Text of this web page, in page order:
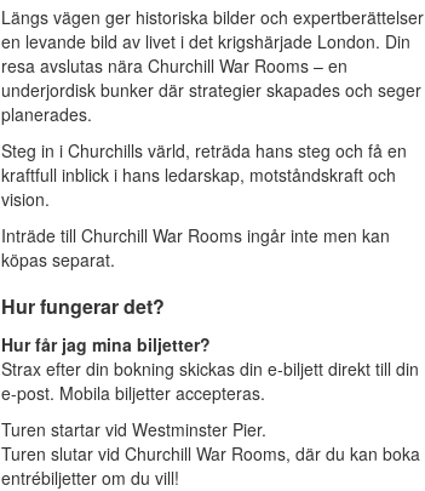
Längs vägen ger historiska bilder och expertberättelser
en levande bild av livet i det krigshärjade London. Din
resa avslutas nära Churchill War Rooms – en
underjordisk bunker där strategier skapades och seger
planerades.
Steg in i Churchills värld, reträda hans steg och få en
kraftfull inblick i hans ledarskap, motståndskraft och
vision.
Inträde till Churchill War Rooms ingår inte men kan
köpas separat.
Hur fungerar det?
Hur får jag mina biljetter?
Strax efter din bokning skickas din e-biljett direkt till din
e-post. Mobila biljetter accepteras.
Turen startar vid Westminster Pier.
Turen slutar vid Churchill War Rooms, där du kan boka
entrébiljetter om du vill!